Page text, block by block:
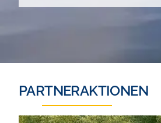
PARTNERAKTIONEN